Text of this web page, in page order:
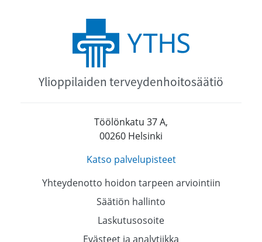
Ylioppilaiden terveydenhoitosäätiö
Töölönkatu 37 A,
00260 Helsinki
Katso palvelupisteet
Yhteydenotto hoidon tarpeen arviointiin
Säätiön hallinto
Laskutusosoite
Evästeet ja analytiikka